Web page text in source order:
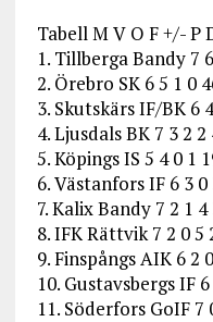
Tabell M V O F +/- P
1. Tillberga Bandy 7
2. Örebro SK 6 5 1 0
3. Skutskärs IF/BK 6
4. Ljusdals BK 7 3 2 2
5. Köpings IS 5 4 0 1
6. Västanfors IF 6 3 0
7. Kalix Bandy 7 2 1 4
8. IFK Rättvik 7 2 0 5
9. Finspångs AIK 6 2
10. Gustavsbergs IF
11. Söderfors GoIF 7